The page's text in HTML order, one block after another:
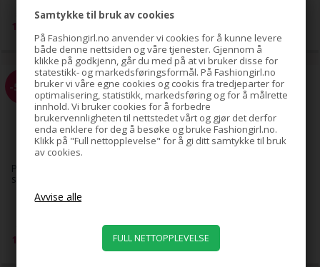
Samtykke til bruk av cookies
På Fashiongirl.no anvender vi cookies for å kunne levere
både denne nettsiden og våre tjenester. Gjennom å
klikke på godkjenn, går du med på at vi bruker disse for
statestikk- og markedsføringsformål. På Fashiongirl.no
bruker vi våre egne cookies og cookis fra tredjeparter for
optimalisering, statistikk, markedsføring og for å målrette
innhold. Vi bruker cookies for å forbedre
brukervennligheten til nettstedet vårt og gjør det derfor
enda enklere for deg å besøke og bruke Fashiongirl.no.
Klikk på "Full nettopplevelse" for å gi ditt samtykke til bruk
av cookies.
59,00
19,00
-52%
PRO Makeupbørster,
svart/gull, 10-pakning
119,00
-30%
99,00
69,00 NOK